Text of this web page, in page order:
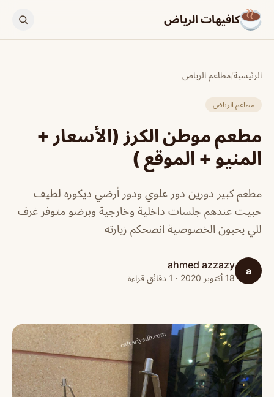
كافيهات الرياض
الرئيسية/مطاعم الرياض
مطاعم الرياض
مطعم موطن الكرز (الأسعار +
المنيو + الموقع )
مطعم كبير دورين دور علوي ودور أرضي ديكوره لطيف
حبيت عندهم جلسات داخلية وخارجية وبرضو متوفر غرف
للي يحبون الخصوصية انصحكم زيارته
a
ahmed azzazy
18 أكتوبر 2020 · 1 دقائق قراءة